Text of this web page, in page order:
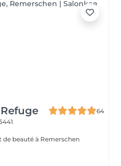
64
beauté à Remerschen